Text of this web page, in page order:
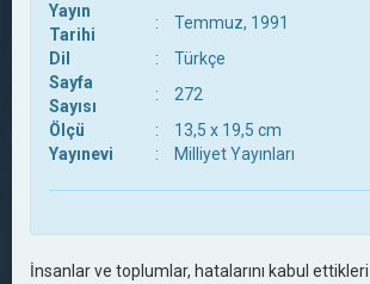
Yayın
Tarihi
:
Temmuz, 1991
Dil
:
Türkçe
Sayfa
Sayısı
:
272
Ölçü
:
13,5 x 19,5 cm
Yayınevi
: Milliyet Yayınları
İnsanlar ve toplumlar, hatalarını kabul